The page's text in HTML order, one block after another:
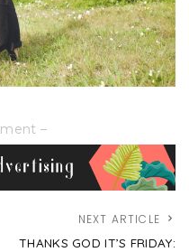
–
NEXT ARTICLE
THANKS GOD IT’S FRIDAY: